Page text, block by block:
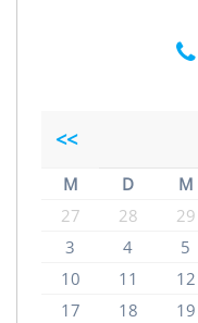
<<
M D M
27
28 29
3
4 5
10
11 12
17
18 19